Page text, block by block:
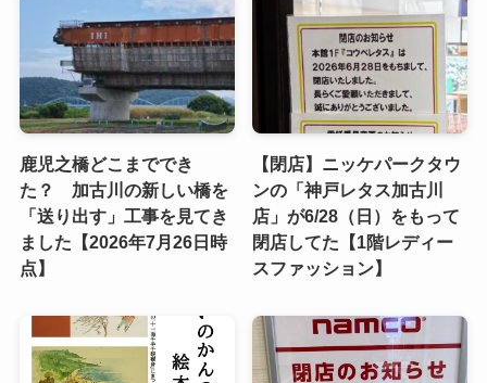
鹿児之橋どこまででき
た？ 加古川の新しい橋を
「送り出す」工事を見てき
ました【2026年7月26日時
点】
【閉店】ニッケパークタウ
ンの「神戸レタス加古川
店」が6/28（日）をもって
閉店してた【1階レディー
スファッション】